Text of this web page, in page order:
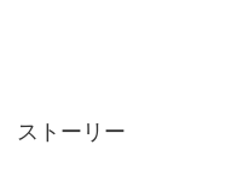
ストーリー